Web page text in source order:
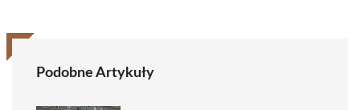
Podobne Artykuły